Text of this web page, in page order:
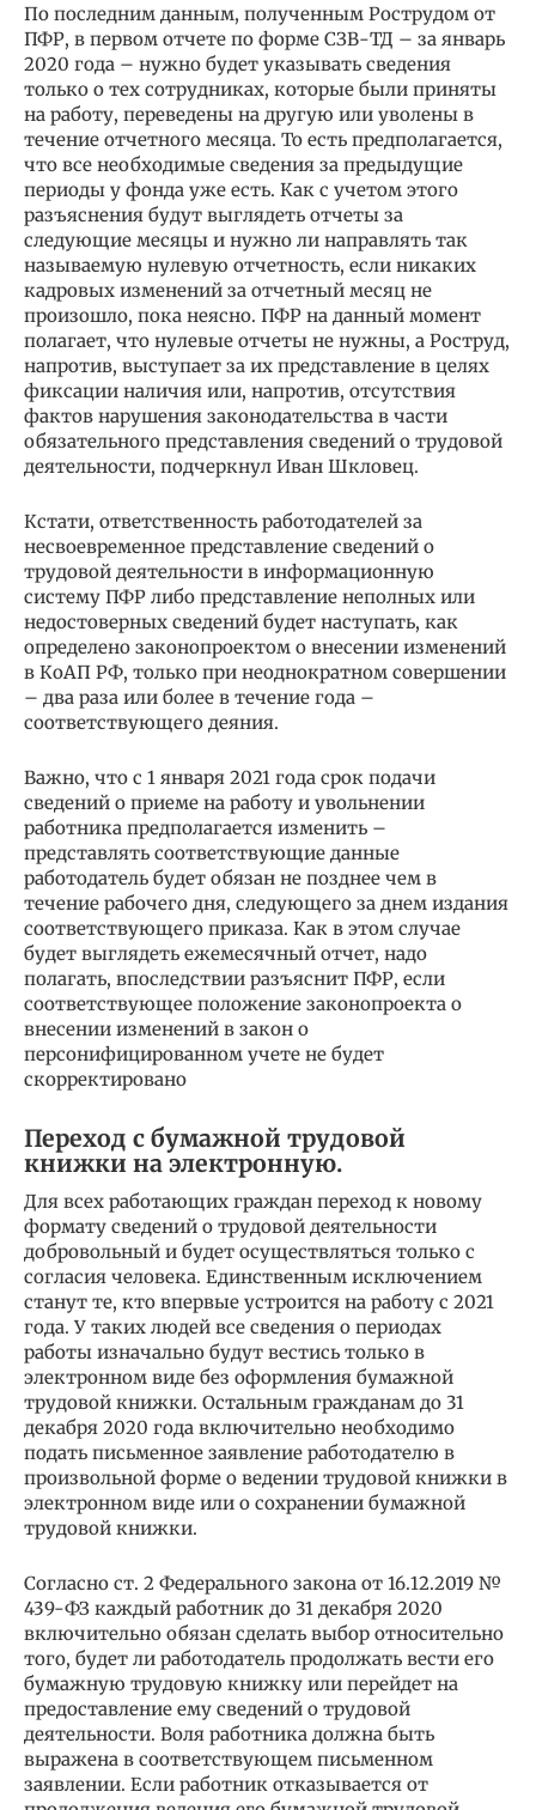
По последним данным, полученным Рострудом от
ПФР, в первом отчете по форме СЗВ-ТД – за январь
2020 года – нужно будет указывать сведения
только о тех сотрудниках, которые были приняты
на работу, переведены на другую или уволены в
течение отчетного месяца. То есть предполагается,
что все необходимые сведения за предыдущие
периоды у фонда уже есть. Как с учетом этого
разъяснения будут выглядеть отчеты за
следующие месяцы и нужно ли направлять так
называемую нулевую отчетность, если никаких
кадровых изменений за отчетный месяц не
произошло, пока неясно. ПФР на данный момент
полагает, что нулевые отчеты не нужны, а Роструд,
напротив, выступает за их представление в целях
фиксации наличия или, напротив, отсутствия
фактов нарушения законодательства в части
обязательного представления сведений о трудовой
деятельности, подчеркнул Иван Шкловец.
Кстати, ответственность работодателей за
несвоевременное представление сведений о
трудовой деятельности в информационную
систему ПФР либо представление неполных или
недостоверных сведений будет наступать, как
определено законопроектом о внесении изменений
в КоАП РФ, только при неоднократном совершении
– два раза или более в течение года –
соответствующего деяния.
Важно, что с 1 января 2021 года срок подачи
сведений о приеме на работу и увольнении
работника предполагается изменить –
представлять соответствующие данные
работодатель будет обязан не позднее чем в
течение рабочего дня, следующего за днем издания
соответствующего приказа. Как в этом случае
будет выглядеть ежемесячный отчет, надо
полагать, впоследствии разъяснит ПФР, если
соответствующее положение законопроекта о
внесении изменений в закон о
персонифицированном учете не будет
скорректировано
Переход с бумажной трудовой
книжки на электронную.
Для всех работающих граждан переход к новому
формату сведений о трудовой деятельности
добровольный и будет осуществляться только с
согласия человека. Единственным исключением
станут те, кто впервые устроится на работу с 2021
года. У таких людей все сведения о периодах
работы изначально будут вестись только в
электронном виде без оформления бумажной
трудовой книжки. Остальным гражданам до 31
декабря 2020 года включительно необходимо
подать письменное заявление работодателю в
произвольной форме о ведении трудовой книжки в
электронном виде или о сохранении бумажной
трудовой книжки.
Согласно ст. 2 Федерального закона от 16.12.2019 №
439-ФЗ каждый работник до 31 декабря 2020
включительно обязан сделать выбор относительно
того, будет ли работодатель продолжать вести его
бумажную трудовую книжку или перейдет на
предоставление ему сведений о трудовой
деятельности. Воля работника должна быть
выражена в соответствующем письменном
заявлении. Если работник отказывается от